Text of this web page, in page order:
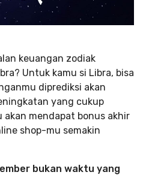
keuangan zodiak
Untuk kamu si Libra, bisa
diprediksi akan
yang cukup
akan mendapat bonus akhir
shop-mu semakin
bukan waktu yang